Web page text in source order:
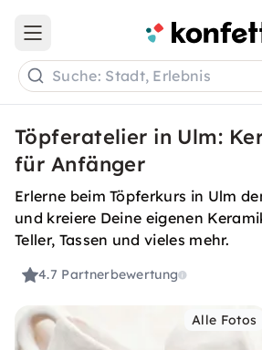
Open main menu
Suche: Stadt, Erlebnis
Töpferatelier in Ulm:
für Anfänger
Erlerne beim Töpferkurs in Ulm
und kreiere Deine eigenen
Teller, Tassen und vieles mehr.
4.7 Partnerbewertung
Alle Fotos